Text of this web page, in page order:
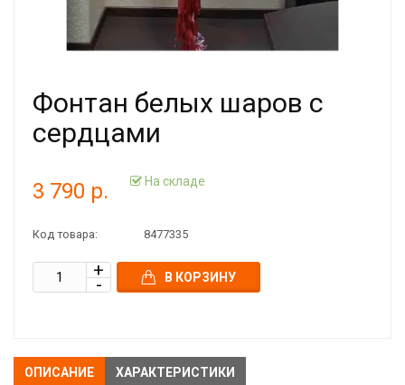
Фонтан белых шаров с
сердцами
3 790 р. На складе
Код товара: 8477335
В КОРЗИНУ
ОПИСАНИЕ ХАРАКТЕРИСТИКИ